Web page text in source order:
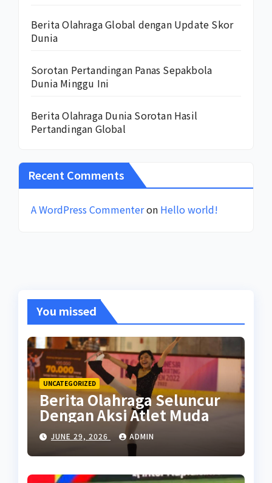
Berita Olahraga Global dengan Update Skor
Dunia
Sorotan Pertandingan Panas Sepakbola
Dunia Minggu Ini
Berita Olahraga Dunia Sorotan Hasil
Pertandingan Global
Recent Comments
A WordPress Commenteron Hello world!
You missed
UNCATEGORIZED
Berita Olahraga Seluncur
Dengan Aksi Atlet Muda
JUNE 29, 2026 ADMIN